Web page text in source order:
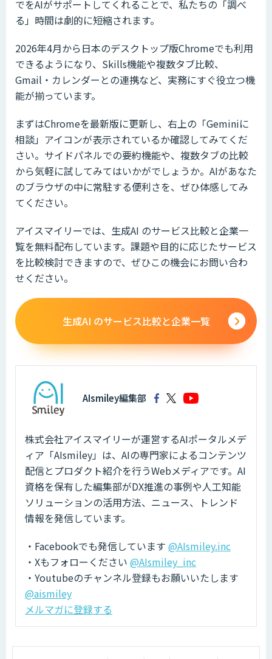
でをAIがサポートしてくれることで、私たちの「調べ
る」時間は劇的に短縮されます。
2026年4月から日本のデスクトップ版Chromeでも利用
できるようになり、Skills機能や複数タブ比較、
Gmail・カレンダーとの連携など、実務にすぐ役立つ機
能が揃っています。
まずはChromeを最新版に更新し、右上の「Geminiに
相談」アイコンが表示されているか確認してみてくだ
さい。サイドパネルでの要約機能や、複数タブの比較
から気軽に試してみてはいかがでしょうか。AIがあなた
のブラウザの中に常駐する便利さを、ぜひ体感してみ
てください。
アイスマイリーでは、生成AI のサービス比較と企業一
覧を無料配布しています。課題や目的に応じたサービス
を比較検討できますので、ぜひこの機会にお問い合わ
せください。
生成AI のサービス比較と企業一覧
AIsmiley編集部
株式会社アイスマイリーが運営するAIポータルメデ
ィア「AIsmiley」は、AIの専門家によるコンテンツ
配信とプロダクト紹介を行うWebメディアです。AI
資格を保有した編集部がDX推進の事例や人工知能
ソリューションの活用方法、ニュース、トレンド
情報を発信しています。
・Facebookでも発信しています @AIsmiley.inc
・Xもフォローください @AIsmiley_inc
・Youtubeのチャンネル登録もお願いいたします
@aismiley
メルマガに登録する